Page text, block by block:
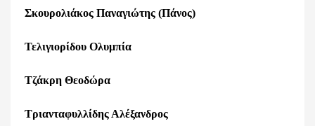
Σκουρολιάκος Παναγιώτης (Πάνος)
Τελιγιορίδου Ολυμπία
Τζάκρη Θεοδώρα
Τριανταφυλλίδης Αλέξανδρος